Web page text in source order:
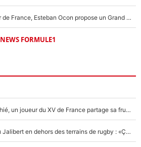
Comme pour le final du Tour de France, Esteban Ocon propose un Grand Prix de Formule 1 à Paris : «Autour de l’Arc de Triomphe, ce serait génial» !
NEWS FORMULE1
Mis de côté par Fabien Galthié, un joueur du XV de France partage sa frustration : «ils ne me l’ont pas dit tout de suite»
La raison d'être de Matthieu Jalibert en dehors des terrains de rugby : «Ça m'atteint autant que si tu touches à un membre de ma famille»